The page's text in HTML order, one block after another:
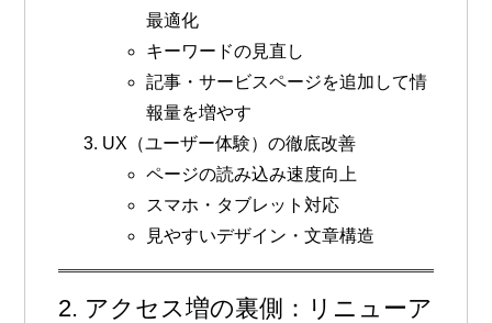
最適化
キーワードの見直し
記事・サービスページを追加して情
報量を増やす
UX（ユーザー体験）の徹底改善
ページの読み込み速度向上
スマホ・タブレット対応
見やすいデザイン・文章構造
2. アクセス増の裏側：リニューア